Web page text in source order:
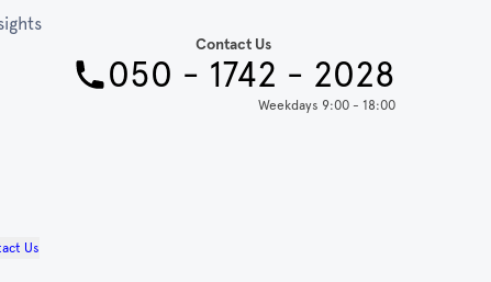
Contact Us
050 - 1742 - 2028
Weekdays 9:00 - 18:00
Us